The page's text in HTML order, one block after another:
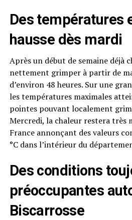
Des températures
hausse dès mardi
Après un début de semaine déjà
nettement grimper à partir de
d’environ 48 heures. Sur une
les températures maximales
pointes pouvant localement
Mercredi, la chaleur restera très
France annonçant des valeurs
°C dans l’intérieur du
Des conditions
préoccupantes
Biscarrosse